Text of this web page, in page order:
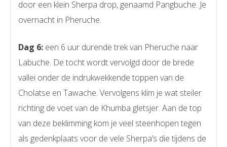
door een klein Sherpa drop, genaamd Pangbuche. Je
overnacht in Pheruche.
Dag 6: een 6 uur durende trek van Pheruche naar
Labuche. De tocht wordt vervolgd door de brede
vallei onder de indrukwekkende toppen van de
Cholatse en Tawache. Vervolgens klim je wat steiler
richting de voet van de Khumba gletsjer. Aan de top
van deze beklimming kom je veel steenhopen tegen
als gedenkplaats voor de vele Sherpa’s die tijdens de